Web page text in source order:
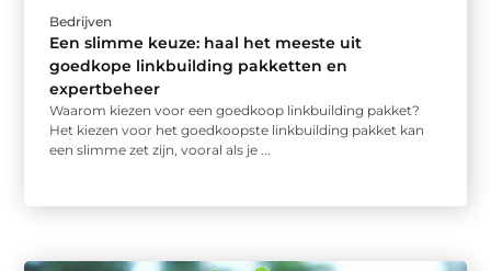
Bedrijven
Een slimme keuze: haal het meeste uit
goedkope linkbuilding pakketten en
expertbeheer
Waarom kiezen voor een goedkoop linkbuilding pakket?
Het kiezen voor het goedkoopste linkbuilding pakket kan
een slimme zet zijn, vooral als je ...